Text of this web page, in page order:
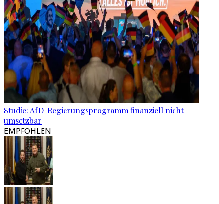
Studie: AfD-Regierungsprogramm finanziell nicht
umsetzbar
EMPFOHLEN